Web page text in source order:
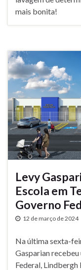
mais bonita!
Levy
Escola em
Governo
12 de março de 2024
Na última sexta-
Gasparian
Federal, Lindbergh